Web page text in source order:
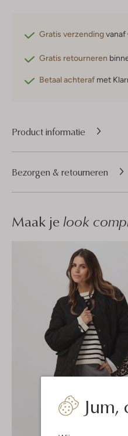
Jum,
Gratis verzendingvanaf
Gratis retourneren
Betaal achteraf met
Product informatie
Bezorgen & retourneren
Maak je look